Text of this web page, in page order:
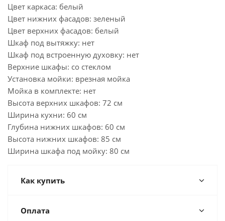
Цвет каркаса: белый
Цвет нижних фасадов: зеленый
Цвет верхних фасадов: белый
Шкаф под вытяжку: нет
Шкаф под встроенную духовку: нет
Верхние шкафы: со стеклом
Установка мойки: врезная мойка
Мойка в комплекте: нет
Высота верхних шкафов: 72 см
Ширина кухни: 60 см
Глубина нижних шкафов: 60 см
Высота нижних шкафов: 85 см
Ширина шкафа под мойку: 80 см
Как купить
Оплата